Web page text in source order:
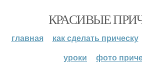
КРАСИВЫЕ
главная как сделать прическу
уроки
фото